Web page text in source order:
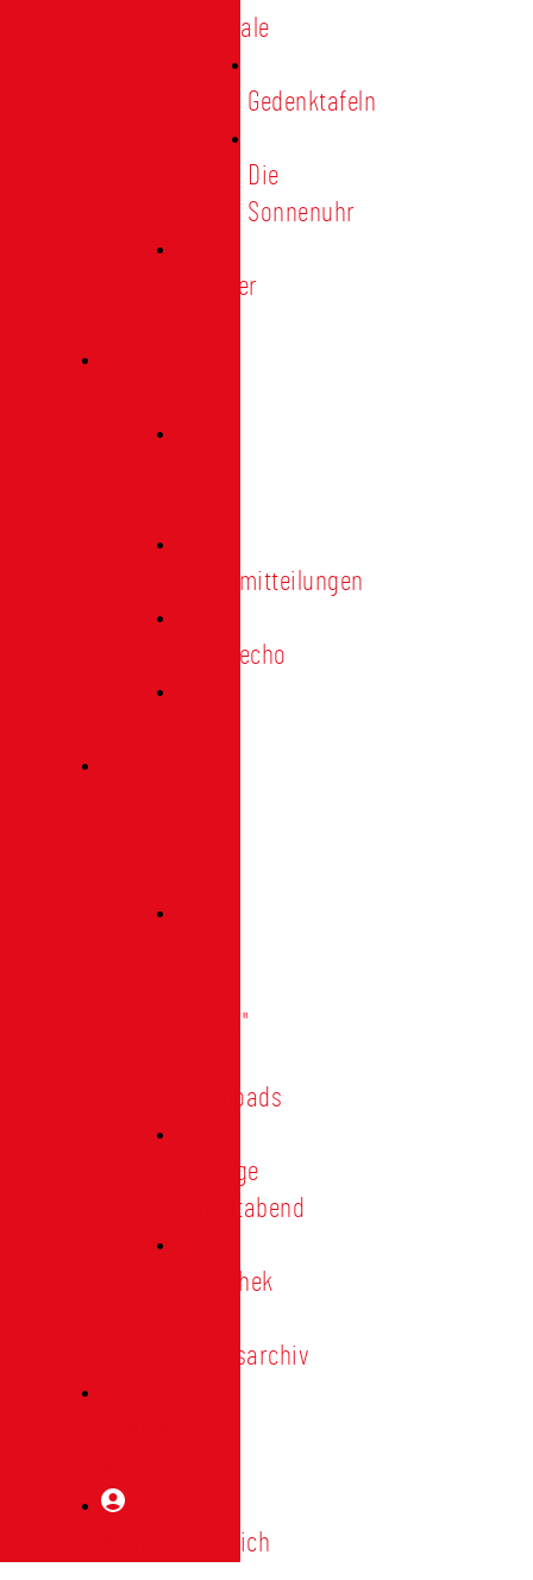
Denkmale
Gedenktafeln
Die
Sonnenuhr
Ratinger
Pressemitteilungen
Presseecho
"digital"
Downloads
Vorträge
Heimatabend
Bibliothek
Vereinsarchiv
Mitgliederbereich